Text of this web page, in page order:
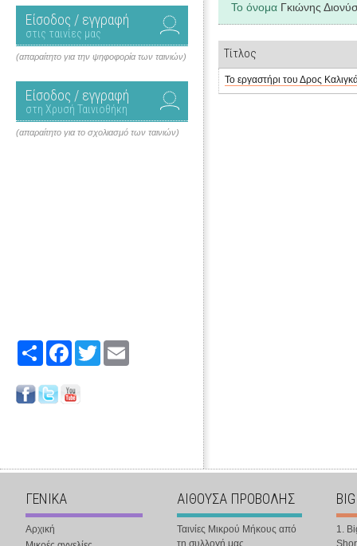
Είσοδος / εγγραφή
στις ταινίες μας
(απαραίτητο για την ψηφοφορία των ταινιών)
Είσοδος / εγγραφή
στη Χρυσή Ταινιοθήκη
(απαραίτητο για το σχολιασμό των ταινιών)
Share FacebookTwitter
Το όνομα Γκιώνης
Τίτλος
Το εργαστήρι του Δρος
ΓΕΝΙΚΑ
Αρχική
ΑΙΘΟΥΣΑ ΠΡΟΒΟΛΗΣ
Ταινίες Μικρού Μήκους από
τη συλλογή μας
1.